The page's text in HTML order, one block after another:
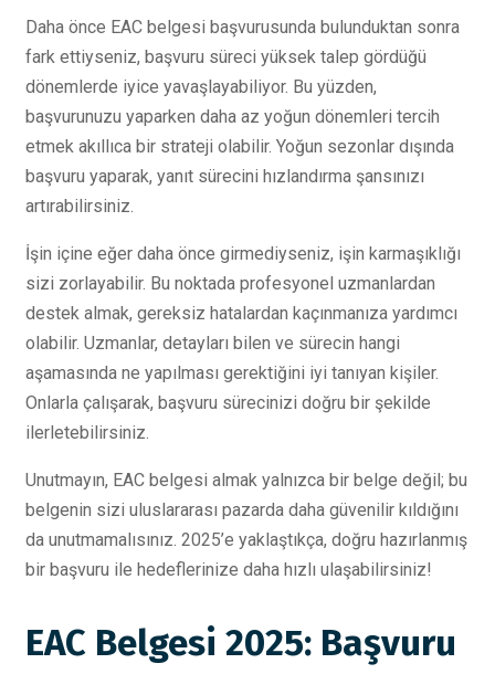
Daha önce EAC belgesi başvurusunda bulunduktan sonra
fark ettiyseniz, başvuru süreci yüksek talep gördüğü
dönemlerde iyice yavaşlayabiliyor. Bu yüzden,
başvurunuzu yaparken daha az yoğun dönemleri tercih
etmek akıllıca bir strateji olabilir. Yoğun sezonlar dışında
başvuru yaparak, yanıt sürecini hızlandırma şansınızı
artırabilirsiniz.
İşin içine eğer daha önce girmediyseniz, işin karmaşıklığı
sizi zorlayabilir. Bu noktada profesyonel uzmanlardan
destek almak, gereksiz hatalardan kaçınmanıza yardımcı
olabilir. Uzmanlar, detayları bilen ve sürecin hangi
aşamasında ne yapılması gerektiğini iyi tanıyan kişiler.
Onlarla çalışarak, başvuru sürecinizi doğru bir şekilde
ilerletebilirsiniz.
Unutmayın, EAC belgesi almak yalnızca bir belge değil; bu
belgenin sizi uluslararası pazarda daha güvenilir kıldığını
da unutmamalısınız. 2025’e yaklaştıkça, doğru hazırlanmış
bir başvuru ile hedeflerinize daha hızlı ulaşabilirsiniz!
EAC Belgesi 2025: Başvuru